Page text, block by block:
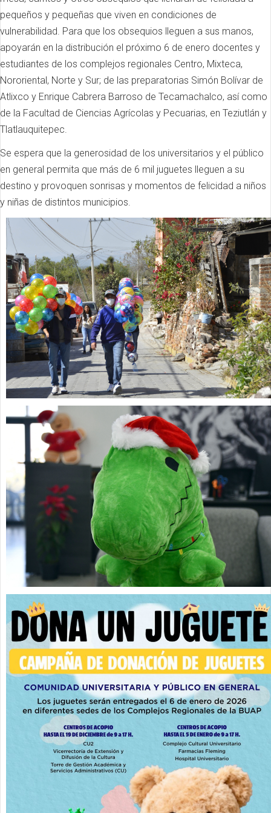
pequeños y pequeñas que viven en condiciones de
vulnerabilidad. Para que los obsequios lleguen a sus manos,
apoyarán en la distribución el próximo 6 de enero docentes y
estudiantes de los complejos regionales Centro, Mixteca,
Nororiental, Norte y Sur; de las preparatorias Simón Bolívar de
Atlixco y Enrique Cabrera Barroso de Tecamachalco, así como
de la Facultad de Ciencias Agrícolas y Pecuarias, en Teziutlán y
Tlatlauquitepec.
Se espera que la generosidad de los universitarios y el público
en general permita que más de 6 mil juguetes lleguen a su
destino y provoquen sonrisas y momentos de felicidad a niños
y niñas de distintos municipios.